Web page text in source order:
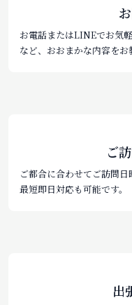
お電話またはLINEでお気
など、おおまかな内容をお
ご
ご都合に合わせてご訪問
最短即日対応も可能です。
出